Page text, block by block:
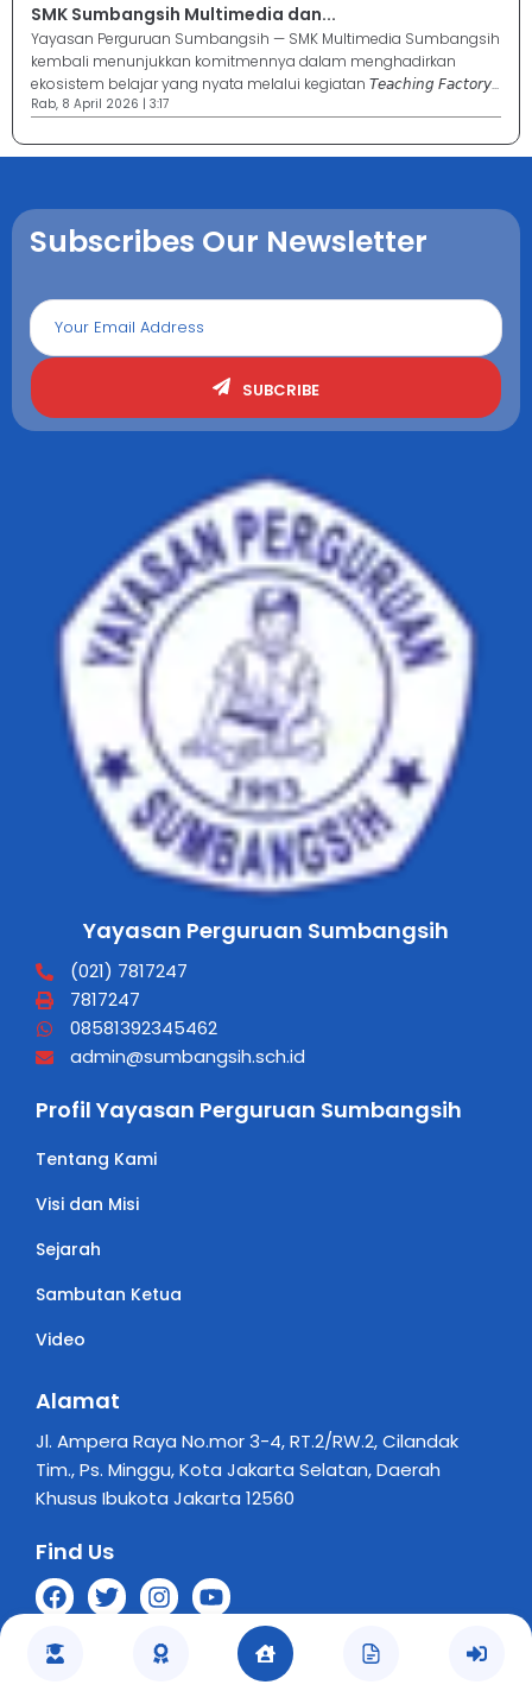
SMK Sumbangsih Multimedia dan...
Yayasan Perguruan Sumbangsih — SMK Multimedia Sumbangsih
kembali menunjukkan komitmennya dalam menghadirkan
ekosistem belajar yang nyata melalui kegiatan 𝘛𝘦𝘢𝘤𝘩𝘪𝘯𝘨 𝘍𝘢𝘤𝘵𝘰𝘳𝘺...
Rab, 8 April 2026 | 3:17
Subscribes Our Newsletter
SUBCRIBE
Yayasan Perguruan Sumbangsih
(021) 7817247
7817247
08581392345462
admin@sumbangsih.sch.id
Profil Yayasan Perguruan Sumbangsih
Tentang Kami
Visi dan Misi
Sejarah
Sambutan Ketua
Video
Alamat
Jl. Ampera Raya No.mor 3-4, RT.2/RW.2, Cilandak
Tim., Ps. Minggu, Kota Jakarta Selatan, Daerah
Khusus Ibukota Jakarta 12560
Find Us
Copyright © 2025 Yayasan Perguruan Sumbangsih
Privacy Policy
Peta Situs Kontak